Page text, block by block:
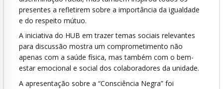
presentes a refletirem sobre a importância da igualdade
e do respeito mútuo.
A iniciativa do HUB em trazer temas sociais relevantes
para discussão mostra um comprometimento não
apenas com a saúde física, mas também com o bem-
estar emocional e social dos colaboradores da unidade.
A apresentação sobre a “Consciência Negra” foi